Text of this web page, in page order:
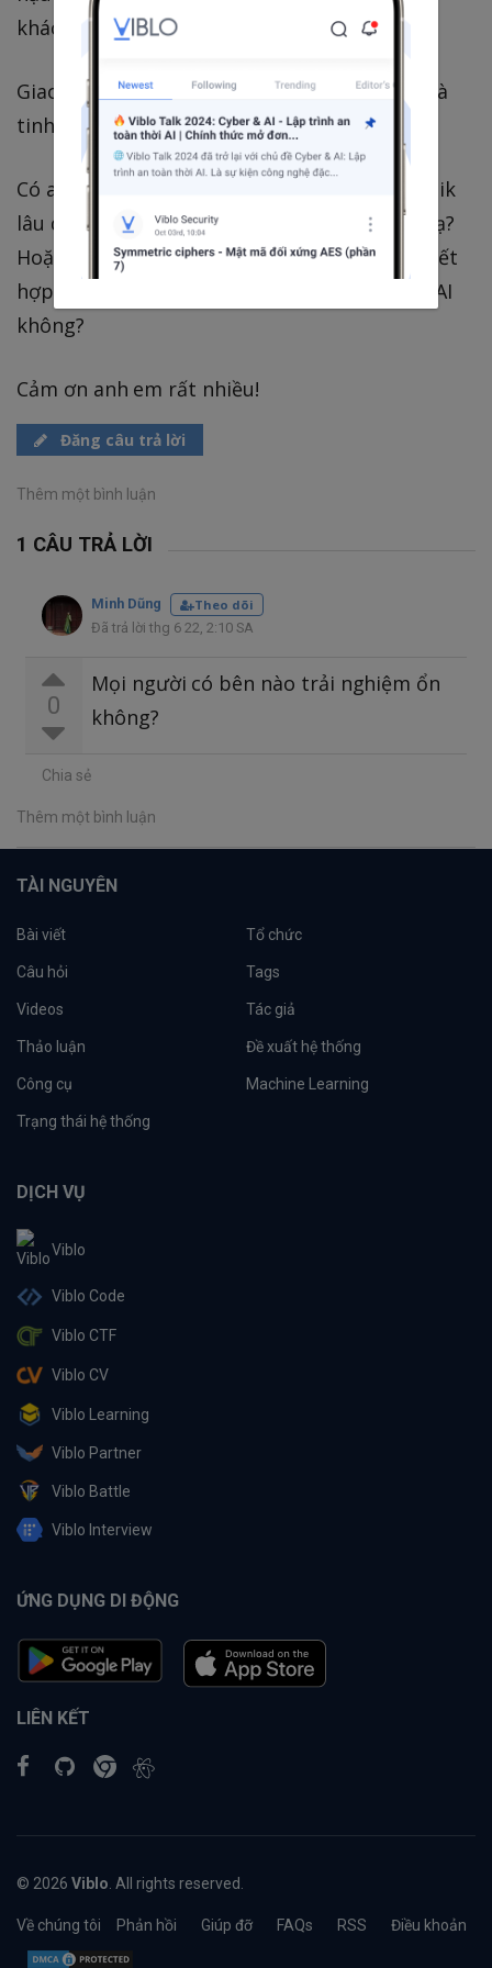
khách.
Giao diện gửi link cho khách hàng phải đẹp và
tinh tế.
Có anh em nào trong group đã dùng StudioPik
lâu dài chưa cho mình xin review thực tế với ạ?
Hoặc mọi người có gợi ý nền tảng nào khác kết
hợp tốt giữa lưu trữ đám mây và công nghệ AI
không?
Cảm ơn anh em rất nhiều!
Đăng câu trả lời
Thêm một bình luận
1 CÂU TRẢ LỜI
Minh Dũng
Theo dõi
Đã trả lời thg 6 22, 2:10 SA
0
Mọi người có bên nào trải nghiệm ổn
không?
Chia sẻ
Thêm một bình luận
TÀI NGUYÊN
Bài viết Tổ chức
Câu hỏi Tags
Videos Tác giả
Thảo luận Đề xuất hệ thống
Công cụ Machine Learning
Trạng thái hệ thống
DỊCH VỤ
Viblo
Viblo Code
Viblo CTF
Viblo CV
Viblo Learning
Viblo Partner
Viblo Battle
Viblo Interview
ỨNG DỤNG DI ĐỘNG
LIÊN KẾT
© 2026 Viblo . All rights reserved.
Về chúng tôi Phản hồi Giúp đỡ FAQs RSS Điều khoản